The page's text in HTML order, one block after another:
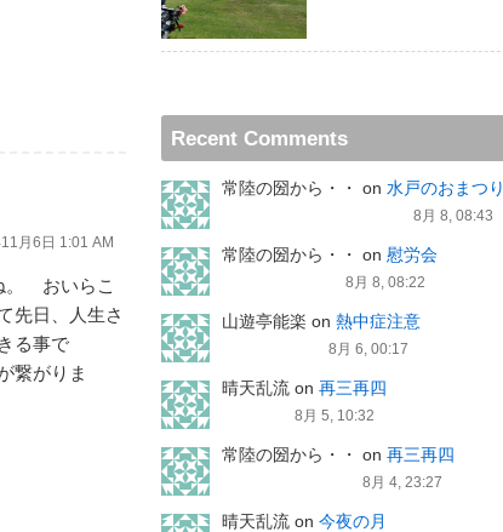
月6日 1:01 AM
。 おいらこ
先日、人生さ
る事で
繋がりま
Recent Comments
常陸の圀から・・ on 水戸のおまつり
8月 8, 08:43
常陸の圀から・・ on 慰労会
8月 8, 08:22
山遊亭能楽 on 熱中症注意
8月 6, 00:17
晴天乱流 on 再三再四
8月 5, 10:32
常陸の圀から・・ on 再三再四
8月 4, 23:27
晴天乱流 on 今夜の月